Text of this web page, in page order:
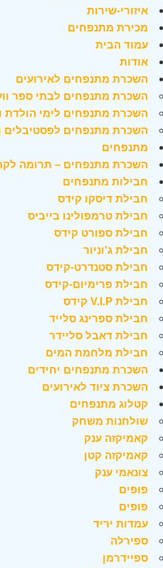
איזורי-שירות
מכירת מתנפחים
עמוד הבית
אודות
השכרת מתנפחים לאירועים
השכרת מתנפחים לבתי ספר
השכרת מתנפחים לימי הולדת
השכרת מתנפחים לפסטיבלים
מתנפחים
השכרת מתנפחים – תרומה
חבילות מתנפחים
חבילת דיסקו קידס
חבילת טרמפולינו בייביס
חבילת ספורט קידס
חבילת ג'וניור
חבילת סטנדרט-קידס
חבילת פרימיום-קידס
חבילת V.I.P קידס
חבילת ספרינג סלייד
חבילת דאבל סליידר
חבילת מלחמת המים
השכרת מתנפחים יחידים
השכרת ציוד לאירועים
קטלוג מתנפחים
שולחנות משחק
קאמיקזה ענק
קאמיקזה קטן
צונאמי ענק
פופים
פופים
עמדות יריד
ספירלה
ספיידרמן